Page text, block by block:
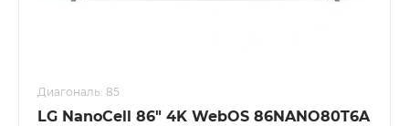
Диагональ: 85
LG NanoCell 86" 4K WebOS 86NANO80T6A